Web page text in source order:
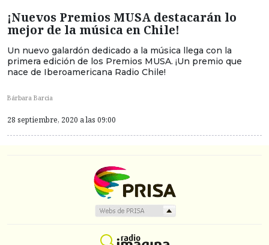
¡Nuevos Premios MUSA destacarán lo
mejor de la música en Chile!
Un nuevo galardón dedicado a la música llega con la
primera edición de los Premios MUSA. ¡Un premio que
nace de Iberoamericana Radio Chile!
Bárbara Barcia
28 septiembre, 2020 a las 09:00